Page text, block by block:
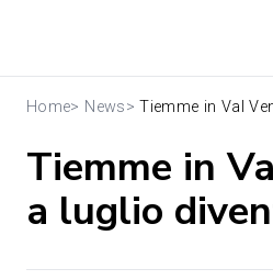
Home> News> Tiemme in Val
Tiemme in
a luglio